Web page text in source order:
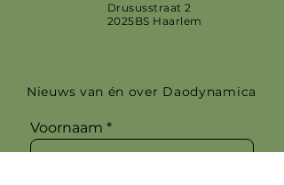
Drususstraat 2
2025BS Haarlem
Nieuws van én over Daodynamica
Voornaam